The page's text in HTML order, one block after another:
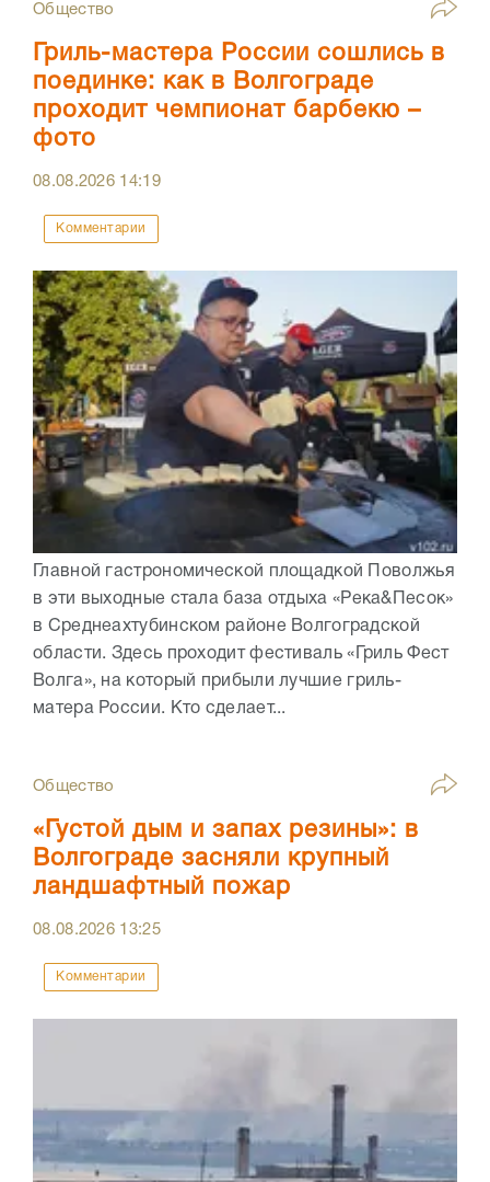
Общество
Гриль-мастера России сошлись в
поединке: как в Волгограде
проходит чемпионат барбекю –
фото
08.08.2026 14:19
Комментарии
Главной гастрономической площадкой Поволжья
в эти выходные стала база отдыха «Река&Песок»
в Среднеахтубинском районе Волгоградской
области. Здесь проходит фестиваль «Гриль Фест
Волга», на который прибыли лучшие гриль-
матера России. Кто сделает...
Общество
«Густой дым и запах резины»: в
Волгограде засняли крупный
ландшафтный пожар
08.08.2026 13:25
Комментарии